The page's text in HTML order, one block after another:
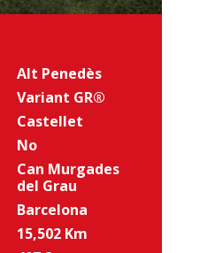
Alt Penedès
Variant GR®
Castellet
No
Can Murgades
del Grau
Barcelona
15,502 Km